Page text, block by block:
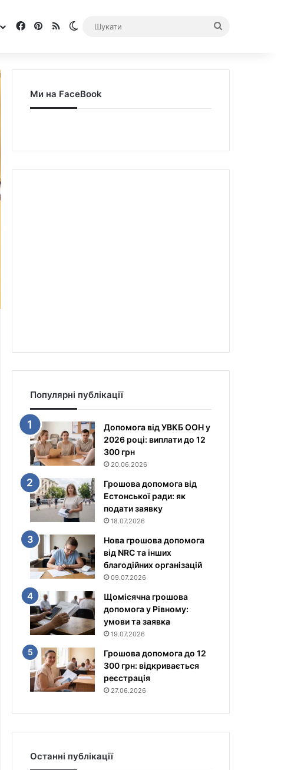
Facebook
Pinterest
RSS Switch skin
Ми на FaceBook
Популярні публікації
Допомога від УВКБ ООН у
2026 році: виплати до 12
300 грн
20.06.2026
Грошова допомога від
Естонської ради: як
подати заявку
18.07.2026
Нова грошова допомога
від NRC та інших
благодійних організацій
09.07.2026
Щомісячна грошова
допомога у Рівному:
умови та заявка
19.07.2026
Грошова допомога до 12
300 грн: відкривається
реєстрація
27.06.2026
Останні публікації